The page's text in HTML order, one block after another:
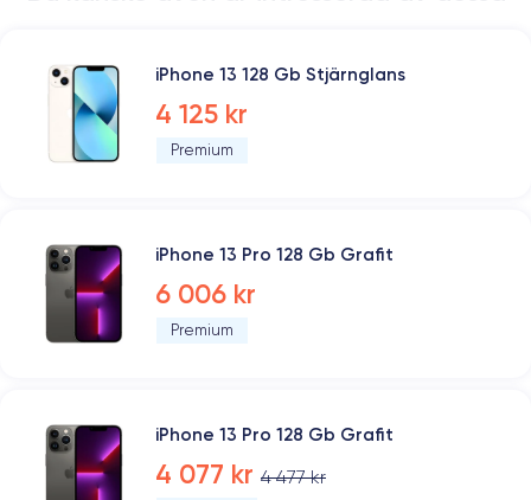
iPhone 13 128 Gb Stjärnglans
4 125 kr
Premium
iPhone 13 Pro 128 Gb Grafit
6 006 kr
Premium
iPhone 13 Pro 128 Gb Grafit
4 077 kr 4 477 kr